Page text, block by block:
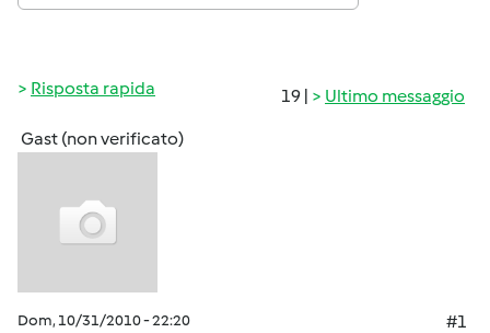
19 | Ultimo messaggio
Risposta rapida
Gast (non verificato)
Dom, 10/31/2010 - 22:20
#1